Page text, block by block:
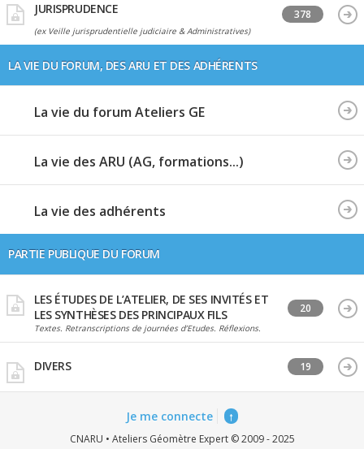
JURISPRUDENCE
(ex Veille jurisprudentielle judiciaire & Administratives)
378
LA VIE DU FORUM, DES ARU ET DES ADHÉRENTS
La vie du forum Ateliers GE
La vie des ARU (AG, formations...)
La vie des adhérents
PARTIE PUBLIQUE DU FORUM
LES ÉTUDES DE L’ATELIER, DE SES INVITÉS ET
LES SYNTHÈSES DES PRINCIPAUX FILS
Textes. Retranscriptions de journées d’Etudes. Réflexions.
20
DIVERS 19
Je me connecte ↑
CNARU • Ateliers Géomètre Expert © 2009 - 2025